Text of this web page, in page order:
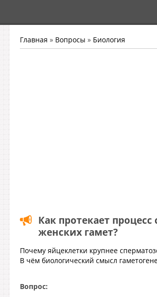
Главная » Вопросы » Биология
Как протекает
женских гамет?
Почему яйцеклетки крупнее
В чём биологический смысл
Вопрос: